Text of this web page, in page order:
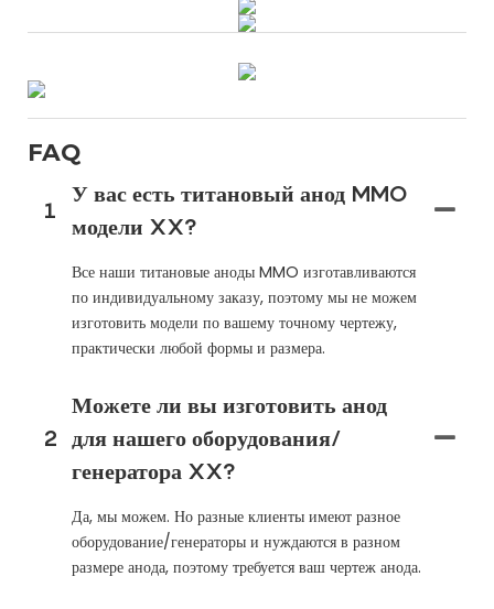
FAQ
1
У вас есть титановый анод MMO
модели XX?
Все наши титановые аноды MMO изготавливаются
по индивидуальному заказу, поэтому мы не можем
изготовить модели по вашему точному чертежу,
практически любой формы и размера.
2
Можете ли вы изготовить анод
для нашего оборудования/
генератора XX?
Да, мы можем. Но разные клиенты имеют разное
оборудование/генераторы и нуждаются в разном
размере анода, поэтому требуется ваш чертеж анода.